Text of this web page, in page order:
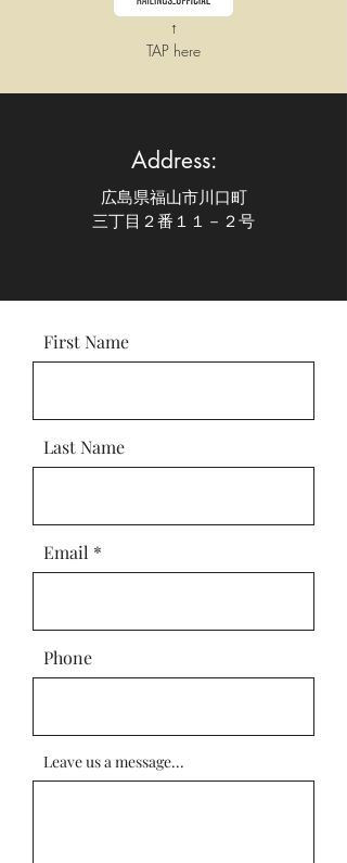
↑
​TAP here
Address:
広島県福山市川口町
三丁目２番１１－２号
First Name
Last Name
Email
Phone
Leave us a message...